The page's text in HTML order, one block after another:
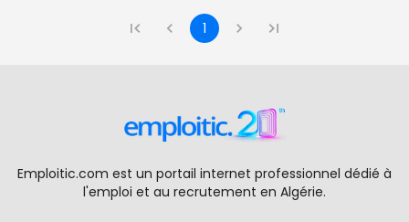
1
Emploitic.com est un portail internet professionnel dédié à
l'emploi et au recrutement en Algérie.